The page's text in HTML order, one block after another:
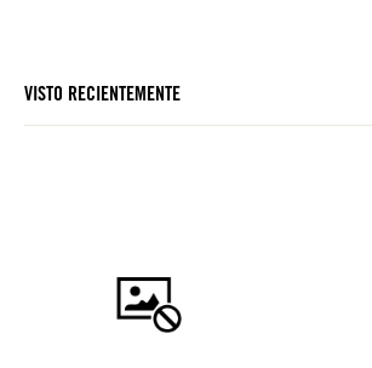
VISTO RECIENTEMENTE